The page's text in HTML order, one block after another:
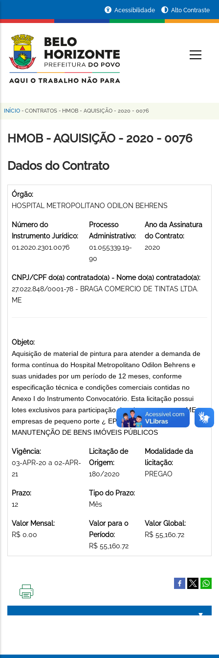
conteúdo
principal
da
Prefeitura
de
Horizonte
Acessibilidade Alto Contraste
Trilha
de
INÍCIO - CONTRATOS - HMOB - AQUISIÇÃO - 2020 - 0076
HMOB - AQUISIÇÃO - 2020 - 0076
Dados do Contrato
Órgão:
HOSPITAL METROPOLITANO ODILON BEHRENS
Número do
Instrumento Jurídico:
01.2020.2301.0076
Processo
Administrativo:
01.055339.19-
90
Ano da Assinatura
do Contrato:
2020
CNPJ/CPF do(a) contratado(a) - Nome do(a) contratado(a):
27.022.848/0001-78 - BRAGA COMERCIO DE TINTAS LTDA.
ME
Objeto:
Aquisição de material de pintura para atender a demanda de
forma contínua do Hospital Metropolitano Odilon Behrens e
suas unidades por um período de 12 meses, conforme
especificação técnica e condições comerciais contidas no
Anexo I do Instrumento Convocatório. Esta licitação possui
lotes exclusivos para participação de micro empresas ¿ ME e
empresas de pequeno porte ¿ EPP. MATERIAIS PARA
MANUTENÇÃO DE BENS IMÓVEIS PÚBLICOS
Vigência:
03-APR-20 a 02-APR-
21
Licitação de
Origem:
180/2020
Modalidade da
licitação:
PREGAO
Prazo:
12
Tipo do Prazo:
Mês
Valor Mensal:
R$ 0.00
Valor para o
Período:
R$ 55,160.72
Valor Global:
R$ 55,160.72
PÁGINA